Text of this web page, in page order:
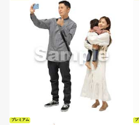
プレミアム プ